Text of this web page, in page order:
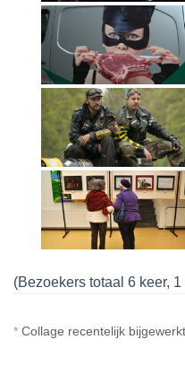
(Bezoekers totaal 6 keer,
* Collage recentelijk bijgewerkt.